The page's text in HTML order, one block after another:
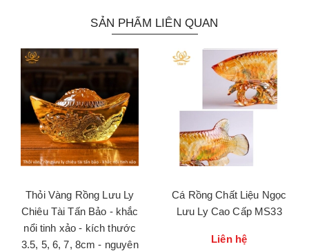
SẢN PHẨM LIÊN QUAN
Thỏi Vàng Rồng Lưu Ly
Chiêu Tài Tấn Bảo - khắc
nổi tinh xảo - kích thước
3.5, 5, 6, 7, 8cm - nguyên
Cá Rồng Chất Liệu Ngọc
Lưu Ly Cao Cấp MS33
Liên hệ